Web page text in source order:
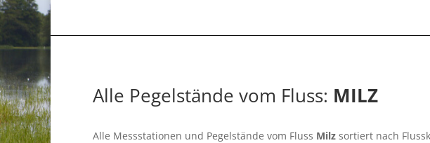
Alle Pegelstände vom Fluss: MILZ
Alle Messstationen und Pegelstände vom Fluss Milz sortiert nach